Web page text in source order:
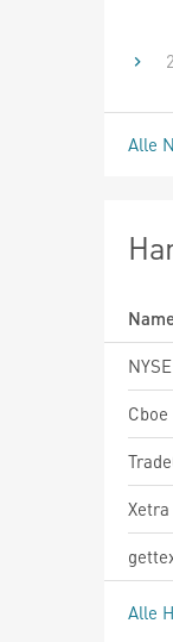
Alle
Cboe
Xetra
Alle